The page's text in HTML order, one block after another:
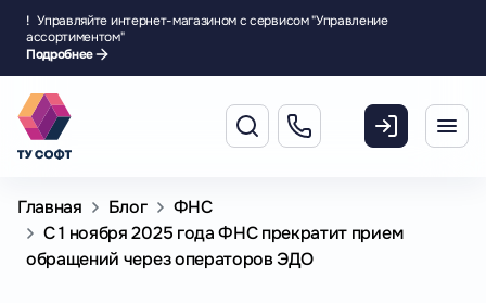
! Управляйте интернет-магазином с сервисом "Управление
ассортиментом"
Подробнее
Главная Блог
ФНС
С 1 ноября 2025 года ФНС прекратит прием
обращений через операторов ЭДО